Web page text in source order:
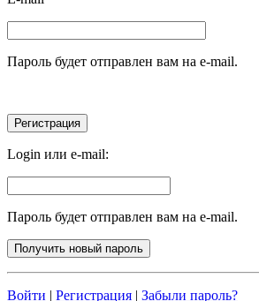
Пароль будет отправлен вам на e-mail.
Login или e-mail:
Пароль будет отправлен вам на e-mail.
Войти | Регистрация | Забыли пароль?